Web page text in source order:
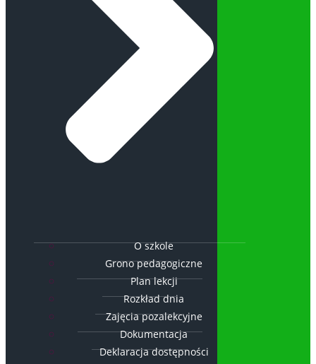
O szkole
Grono pedagogiczne
Plan lekcji
Rozkład dnia
Zajęcia pozalekcyjne
Dokumentacja
Deklaracja dostępności